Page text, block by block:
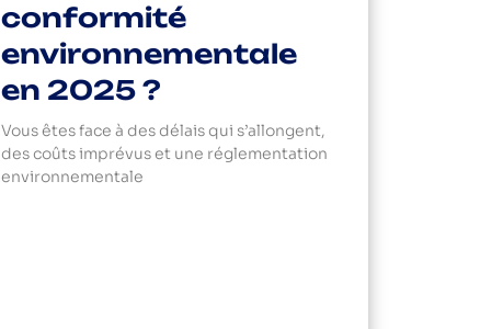
conformité
environnementale
en 2025 ?
Vous êtes face à des délais qui s’allongent,
des coûts imprévus et une réglementation
environnementale